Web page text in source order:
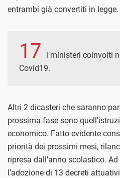
entrambi già convertiti in legge.
17
i ministeri coinvolti
Covid19.
Altri 2 dicasteri che saranno
prossima fase sono
economico. Fatto evidente
priorità dei prossimi mesi,
ripresa dall’anno scolastico.
l’adozione di 13 decreti